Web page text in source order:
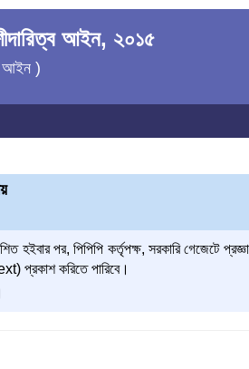
আইন, ২০১৫
আইন )
হইবার পর, পিপিপি কর্তৃপক্ষ, সরকারি গেজেটে
প্রকাশ করিতে পারিবে।